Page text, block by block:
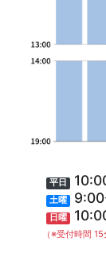
平日
土曜
日曜
（※受付時間 15